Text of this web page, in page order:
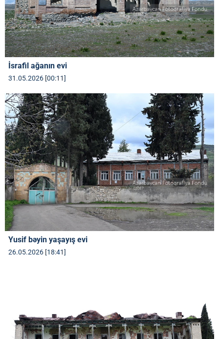
İsrafil ağanın evi
31.05.2026 [00:11]
Yusif bəyin yaşayış evi
26.05.2026 [18:41]